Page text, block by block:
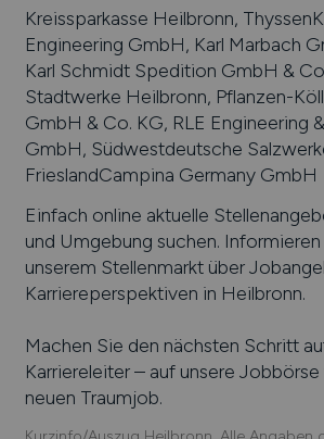
Kreissparkasse Heilbronn,
Engineering GmbH, Karl Marbach
Karl Schmidt Spedition GmbH &
Stadtwerke Heilbronn, Pflanzen-
GmbH & Co. KG, RLE Engineering
GmbH, Südwestdeutsche
FrieslandCampina Germany GmbH
Einfach online aktuelle
und Umgebung suchen.
unserem Stellenmarkt über
Karriereperspektiven in Heilbronn.
Machen Sie den nächsten Schritt
Karriereleiter – auf unsere
neuen Traumjob.